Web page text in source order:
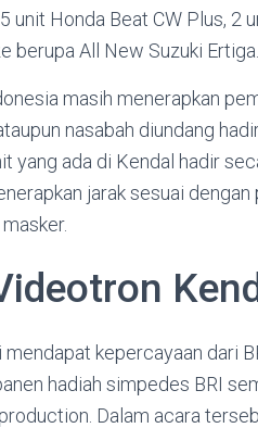
unit Honda Beat CW Plus, 2
berupa All New Suzuki Ertiga.
masih menerapkan
nasabah diundang
yang ada di Kendal hadir
jarak sesuai
mendapat kepercayaan dari
hadiah simpedes BRI
Dalam acara